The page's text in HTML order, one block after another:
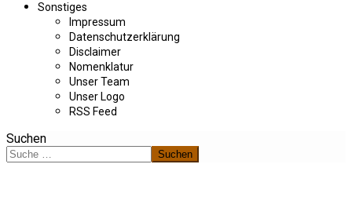
Sonstiges
Impressum
Datenschutzerklärung
Disclaimer
Nomenklatur
Unser Team
Unser Logo
RSS Feed
Suchen
Suchen